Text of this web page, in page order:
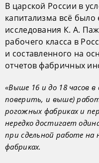
В царской России в
капитализма всё было
исследования К. А.
рабочего класса в
и составленного на
отчетов фабричных
«Выше 16 и до 18 часов
поверить, и выше)
рогожных фабриках и
нередко достигает
при сдельной работе
фабриках.